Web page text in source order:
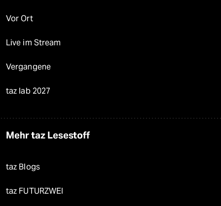
Vor Ort
Live im Stream
Vergangene
taz lab 2027
Mehr taz Lesestoff
taz Blogs
taz FUTURZWEI